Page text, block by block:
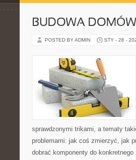
BUDOWA
POSTED BY ADMIN STY - 28 -
sprawdzonymi trikami, a tematy
problemami: jak coś zmierzyć, jak
dobrać komponenty do